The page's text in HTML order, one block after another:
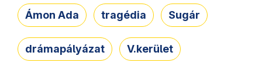
Ámon Ada tragédia Sugár
drámapályázat V.kerület